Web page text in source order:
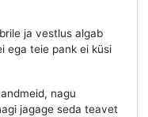
ja vestlus algab
ega teie pank ei küsi
nagu
jagage seda teavet